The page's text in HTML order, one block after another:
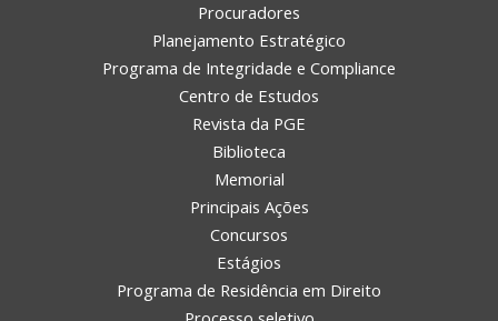
Procuradores
Planejamento Estratégico
Programa de Integridade e Compliance
Centro de Estudos
Revista da PGE
Biblioteca
Memorial
Principais Ações
Concursos
Estágios
Programa de Residência em Direito